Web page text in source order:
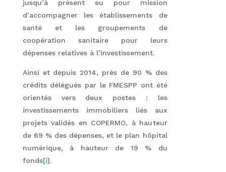
jusqu’à présent eu pour mission
d’accompagner les établissements de
santé et les groupements de
coopération sanitaire pour leurs
dépenses relatives à l’investissement.
Ainsi et depuis 2014, près de 90 % des
crédits délégués par le FMESPP ont été
orientés vers deux postes : les
investissements immobiliers liés aux
projets validés en COPERMO, à hauteur
de 69 % des dépenses, et le plan hôpital
numérique, à hauteur de 19 % du
fonds[i].